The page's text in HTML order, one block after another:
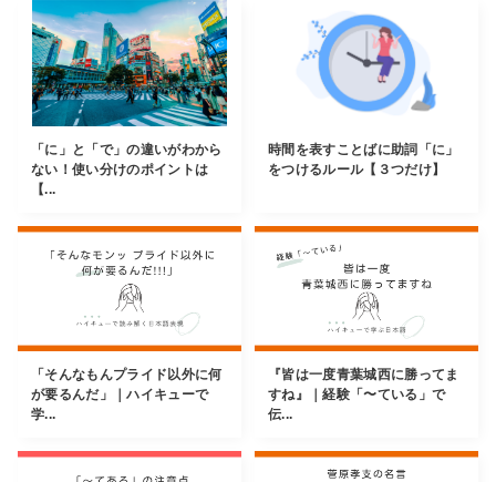
「に」と「で」の違いがわから
ない！使い分けのポイントは
【...
時間を表すことばに助詞「に」
をつけるルール【３つだけ】
「そんなもんプライド以外に何
が要るんだ」｜ハイキューで
学...
『皆は一度青葉城西に勝ってま
すね』｜経験「〜ている」で
伝...